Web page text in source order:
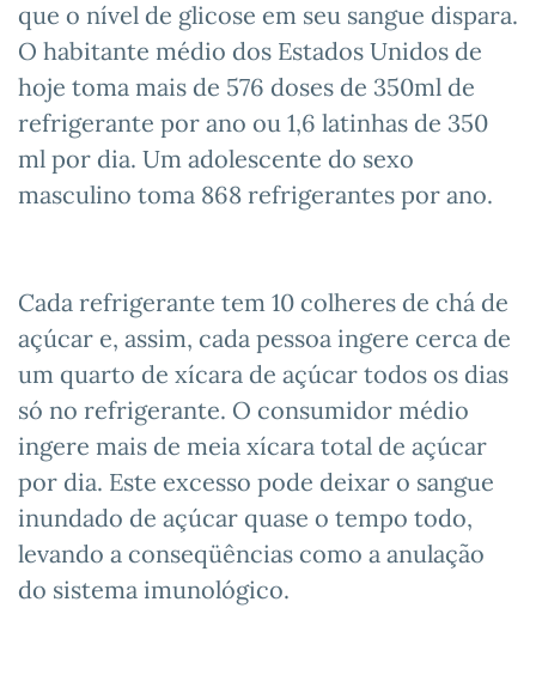
que o nível de glicose em seu sangue dispara.
O habitante médio dos Estados Unidos de
hoje toma mais de 576 doses de 350ml de
refrigerante por ano ou 1,6 latinhas de 350
ml por dia. Um adolescente do sexo
masculino toma 868 refrigerantes por ano.
Cada refrigerante tem 10 colheres de chá de
açúcar e, assim, cada pessoa ingere cerca de
um quarto de xícara de açúcar todos os dias
só no refrigerante. O consumidor médio
ingere mais de meia xícara total de açúcar
por dia. Este excesso pode deixar o sangue
inundado de açúcar quase o tempo todo,
levando a conseqüências como a anulação
do sistema imunológico.